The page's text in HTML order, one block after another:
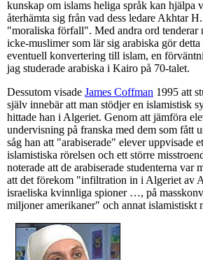
kunskap om islams heliga språk kan hjälpa
återhämta sig från vad dess ledare Akhtar
"moraliska förfall". Med andra ord tenderar
icke-muslimer som lär sig arabiska gör detta
eventuell konvertering till islam, en
jag studerade arabiska i Kairo på 70-talet.
Dessutom visade James Coffman 1995 att
själv innebär att man stödjer en islamistisk
hittade han i Algeriet. Genom att jämföra
undervisning på franska med dem som fått
såg han att "arabiserade" elever uppvisade
islamistiska rörelsen och ett större
noterade att de arabiserade studenterna var
att det förekom "infiltration in i Algeriet av
israeliska kvinnliga spioner …, på
miljoner amerikaner" och annat islamistiskt